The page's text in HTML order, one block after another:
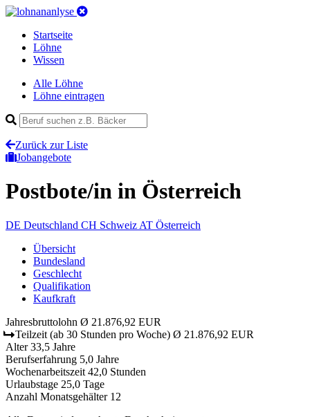
Startseite
Löhne
Wissen
Alle Löhne
Löhne eintragen
Zurück zur Liste
Jobangebote
Postbote/in in Österreich
DE Deutschland CH Schweiz AT Österreich
Übersicht
Bundesland
Geschlecht
Qualifikation
Kaufkraft
Jahresbruttolohn Ø 21.876,92 EUR
Teilzeit (ab 30 Stunden pro Woche) Ø 21.876,92 EUR
Alter 33,5 Jahre
Berufserfahrung 5,0 Jahre
Wochenarbeitszeit 42,0 Stunden
Urlaubstage 25,0 Tage
Anzahl Monatsgehälter 12